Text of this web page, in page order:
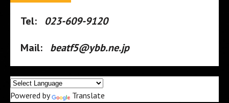
Tel: 023-609-9120
Mail: beatf5@ybb.ne.jp
Powered by Translate